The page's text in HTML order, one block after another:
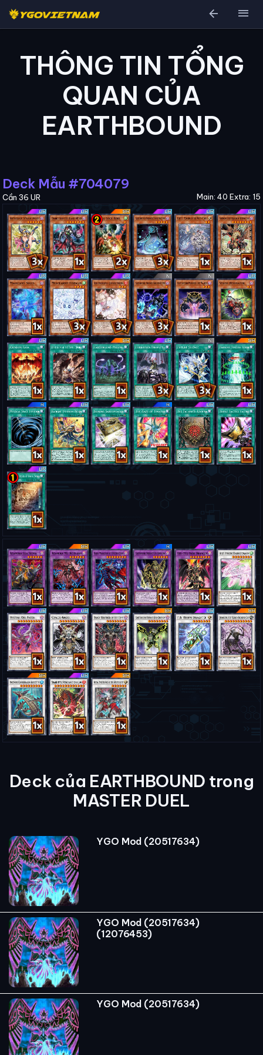
arrow_back menu
THÔNG TIN TỔNG
QUAN CỦA
EARTHBOUND
Deck Mẫu #704079
Cần 36 UR Main: 40 Extra: 15
Deck của EARTHBOUND trong
MASTER DUEL
YGO Mod (20517634)
YGO Mod (20517634)
(12076453)
YGO Mod (20517634)